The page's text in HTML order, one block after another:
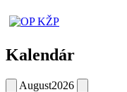
Kalendár
August2026